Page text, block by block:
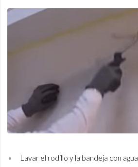
Lavar el rodillo y la bandeja con agua